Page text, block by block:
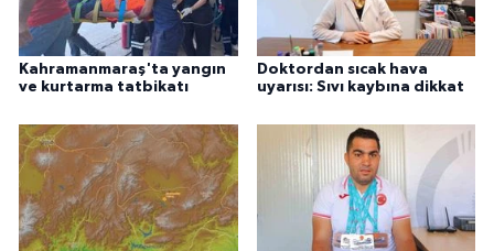
Kahramanmaraş'ta yangın
ve kurtarma tatbikatı
Doktordan sıcak hava
uyarısı: Sıvı kaybına dikkat
TEKNOLOJİ
Turizm
ÜLKE GÜNDEMİ
YAŞAM